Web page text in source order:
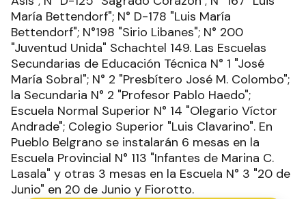
María Bettendorf"; N° D-178 "Luis María
Bettendorf"; N°198 "Sirio Libanes"; N° 200
"Juventud Unida" Schachtel 149. Las Escuelas
Secundarias de Educación Técnica N° 1 "José
María Sobral"; N° 2 "Presbítero José M. Colombo";
la Secundaria N° 2 "Profesor Pablo Haedo";
Escuela Normal Superior N° 14 "Olegario Víctor
Andrade"; Colegio Superior "Luis Clavarino". En
Pueblo Belgrano se instalarán 6 mesas en la
Escuela Provincial N° 113 "Infantes de Marina C.
Lasala" y otras 3 mesas en la Escuela N° 3 "20 de
Junio" en 20 de Junio y Fiorotto.